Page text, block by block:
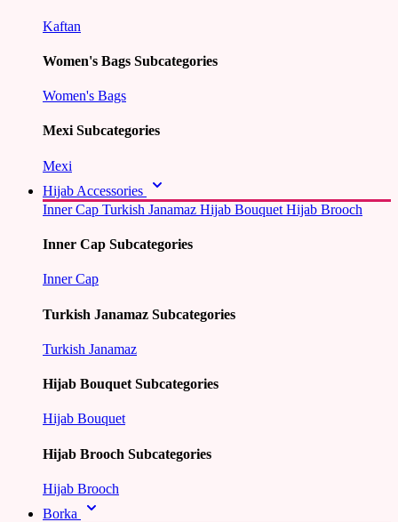
Kaftan
Women's Bags Subcategories
Women's Bags
Mexi Subcategories
Mexi
Hijab Accessories
Inner Cap Turkish Janamaz Hijab Bouquet Hijab Brooch
Inner Cap Subcategories
Inner Cap
Turkish Janamaz Subcategories
Turkish Janamaz
Hijab Bouquet Subcategories
Hijab Bouquet
Hijab Brooch Subcategories
Hijab Brooch
Borka